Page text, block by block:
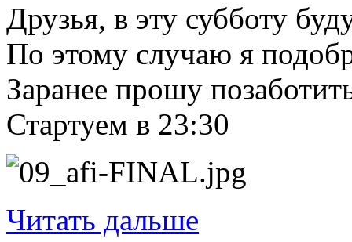
Друзья, в эту субботу
По этому случаю я
Заранее прошу
Стартуем в 23:30
Читать дальше